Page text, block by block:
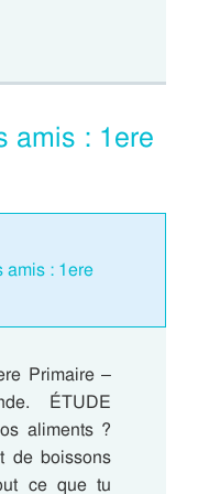
amis : 1ere
amis : 1ere
Primaire –
ÉTUDE
aliments ?
de boissons
ce que tu